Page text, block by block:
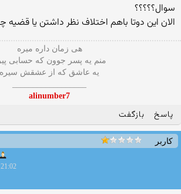
سوال؟؟؟؟؟
الان این دوتا باهم اختلاف نظر داشتن یا قضیه
هی زمان داره میره
منم یه پسر جوون که حسابی
یه عاشق که از عشقش سیره
alinumber7
پاسخ بازگفت
کاربر